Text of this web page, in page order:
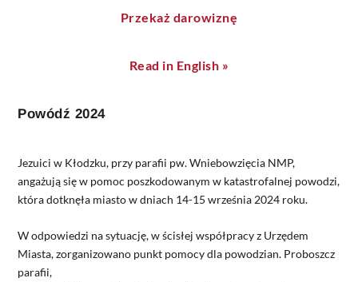
Przekaż darowiznę
Read in English »
Powódź 2024
Jezuici w Kłodzku, przy parafii pw. Wniebowzięcia NMP,
angażują się w pomoc poszkodowanym w katastrofalnej powodzi,
która dotknęła miasto w dniach 14-15 września 2024 roku.
W odpowiedzi na sytuację, w ścisłej współpracy z Urzędem
Miasta, zorganizowano punkt pomocy dla powodzian. Proboszcz
parafii,